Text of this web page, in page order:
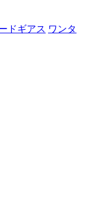
ドギアス ワンタ